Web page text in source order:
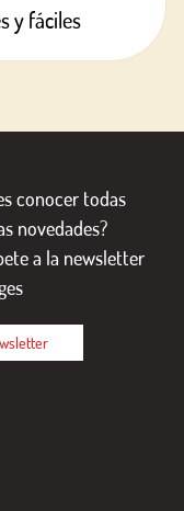
y fáciles
conocer todas
novedades?
a la newsletter